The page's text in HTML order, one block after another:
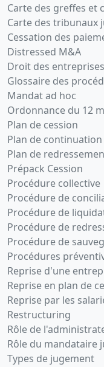
Carte des greffes et
Carte des tribunaux
Cessation des
Distressed M&A
Droit des
Glossaire des
Mandat ad hoc
Ordonnance du 12
Plan de cession
Plan de continuation
Plan de
Prépack Cession
Procédure collective
Procédure de
Procédure de
Procédure de
Procédure de
Procédures
Reprise d'une
Reprise en plan de
Reprise par les
Restructuring
Rôle de
Rôle du mandataire
Types de jugement